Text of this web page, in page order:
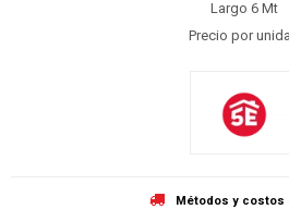
Largo 6 Mt
Precio por
Métodos y costos